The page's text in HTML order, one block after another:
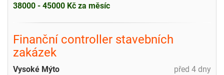
38000 - 45000 Kč za měsíc
Finanční controller stavebních
zakázek
před 4 dny
Vysoké Mýto